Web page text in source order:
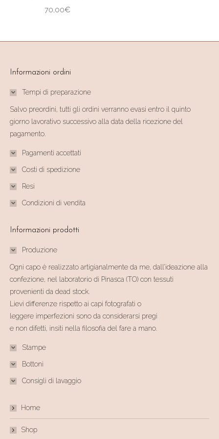
pagina
del
70,00€
Informazioni ordini
Tempi di preparazione
Salvo preordini, tutti gli ordini verranno evasi entro il quinto
giorno lavorativo successivo alla data della ricezione del
pagamento.
Pagamenti accettati
Costi di spedizione
Resi
Condizioni di vendita
Informazioni prodotti
Produzione
Ogni capo è realizzato artigianalmente da me, dall’ideazione alla
confezione, nel laboratorio di Pinasca (TO) con tessuti
provenienti da dead stock.
Lievi differenze rispetto ai capi fotografati o
leggere imperfezioni sono da considerarsi pregi
e non difetti, insiti nella filosofia del fare a mano.
Stampe
Bottoni
Consigli di lavaggio
Home
Shop